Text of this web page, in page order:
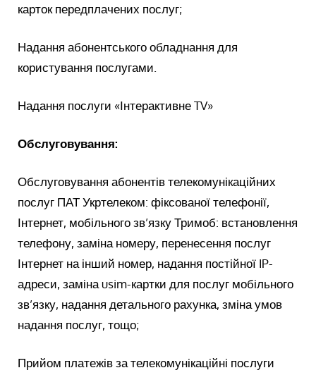
карток передплачених послуг;
Надання абонентського обладнання для
користування послугами.
Надання послуги «Інтерактивне TV»
Обслуговування:
Обслуговування абонентів телекомунікаційних
послуг ПАТ Укртелеком: фіксованої телефонії,
Інтернет, мобільного зв’язку Тримоб: встановлення
телефону, заміна номеру, перенесення послуг
Інтернет на інший номер, надання постійної IP-
адреси, заміна usim-картки для послуг мобільного
зв’язку, надання детального рахунка, зміна умов
надання послуг, тощо;
Прийом платежів за телекомунікаційні послуги